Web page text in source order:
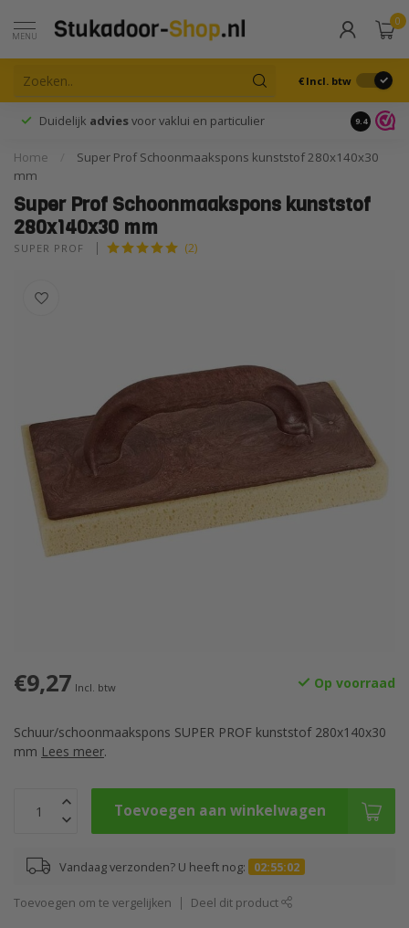
MENU
0
€ Incl. btw
Duidelijk adviesvoor vaklui en particulier 9.4
Home
Super Prof Schoonmaakspons kunststof 280x140x30
mm
Super Prof Schoonmaakspons kunststof
280x140x30 mm
SUPER PROF (2)
€9,27 Incl. btw Op voorraad
Schuur/schoonmaakspons SUPER PROF kunststof 280x140x30
mm Lees meer.
Toevoegen aan winkelwagen
Vandaag verzonden? U heeft nog: 02:55:01
Toevoegen om te vergelijken Deel dit product